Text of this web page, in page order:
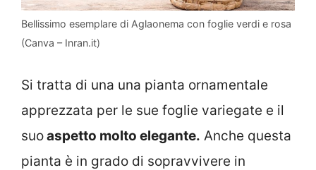
Bellissimo esemplare di Aglaonema con foglie verdi e rosa
(Canva – Inran.it)
Si tratta di una una pianta ornamentale
apprezzata per le sue foglie variegate e il
suoaspetto molto elegante. Anche questa
pianta è in grado di sopravvivere in